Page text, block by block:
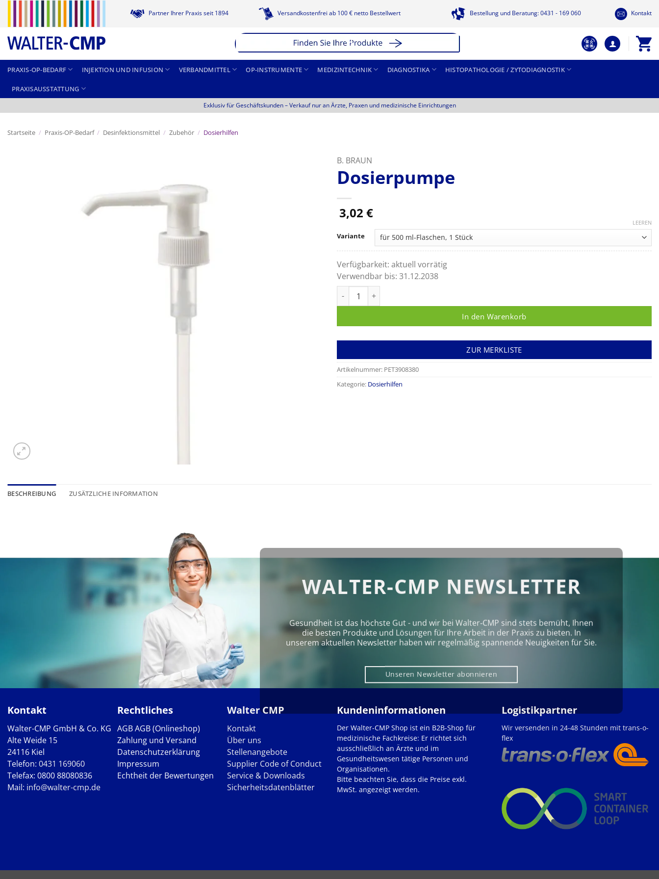
springen
Partner Ihrer Praxis seit 1894 Versandkostenfrei ab 100 € netto Bestellwert Bestellung und Beratung: 0431 - 169 060 Kontakt
PRAXIS-OP-BEDARF INJEKTION UND INFUSION VERBANDMITTEL OP-INSTRUMENTE MEDIZINTECHNIK DIAGNOSTIKA HISTOPATHOLOGIE / ZYTODIAGNOSTIK
PRAXISAUSSTATTUNG
Exklusiv für Geschäftskunden –Verkauf nur an Ärzte, Praxen und medizinische Einrichtungen
Startseite / Praxis-OP-Bedarf / Desinfektionsmittel / Zubehör / Dosierhilfen
B. BRAUN
Dosierpumpe
3,02 €
Variante
LEEREN
Verfügbarkeit: aktuell vorrätig
Verwendbar bis: 31.12.2038
In den Warenkorb
ZUR MERKLISTE
Artikelnummer: PET3908380
Kategorie: Dosierhilfen
BESCHREIBUNG ZUSÄTZLICHE INFORMATION
WALTER-CMP NEWSLETTER
Gesundheit ist das höchste Gut - und wir bei Walter‑CMP sind stets bemüht, Ihnen
die besten Produkte und Lösungen für Ihre Arbeit in der Praxis zu bieten. In
unserem aktuellen Newsletter haben wir regelmäßig spannende Neuigkeiten für Sie.
Unseren Newsletter abonnieren
Kontakt
Walter-CMP GmbH & Co. KG
Alte Weide 15
24116 Kiel
Telefon: 0431 169060
Telefax: 0800 88080836
Mail: info@walter-cmp.de
Rechtliches
AGBAGB (Onlineshop)
Zahlung und Versand
Datenschutzerklärung
Impressum
Echtheit der Bewertungen
Walter CMP
Kontakt
Über uns
Stellenangebote
Supplier Code of Conduct
Service & Downloads
Sicherheitsdatenblätter
Kundeninformationen
Der Walter-CMP Shop ist ein B2B-Shop für
medizinische Fachkreise: Er richtet sich
ausschließlich an Ärzte und im
Gesundheitswesen tätige Personen und
Organisationen.
Bitte beachten Sie, dass die Preise exkl.
MwSt. angezeigt werden.
Logistikpartner
Wir versenden in 24-48 Stunden mit trans-o-
flex